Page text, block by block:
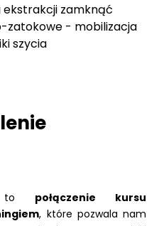
ekstrakcji zamknąć
zatokowe - mobilizacja
szycia
to połączenie kursu
, które pozwala nam